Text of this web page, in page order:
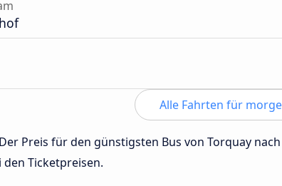
Alle Fahrten für
Preis für den günstigsten Bus von Torquay
den Ticketpreisen.